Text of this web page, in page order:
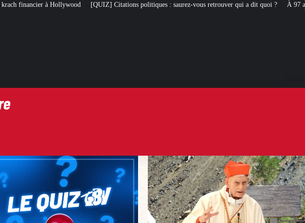
[QUIZ] Citations politiques : saurez-vous retrouver qui a dit quoi ? À 97 ans, le cardinal Simoni